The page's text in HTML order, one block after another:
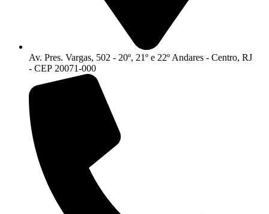
Av. Pres. Vargas, 502 - 20º, 21º e 22º Andares - Centro, RJ
- CEP 20071-000